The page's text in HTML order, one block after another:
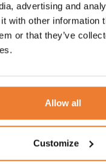
advertising and
with other information
or that they’ve
Allow all
Customize
kr